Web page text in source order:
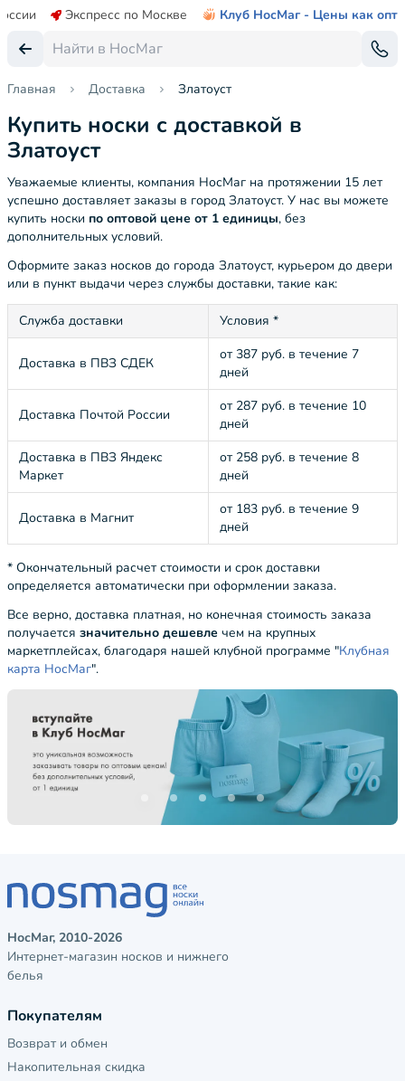
Экспресс по Москве Клуб НосМаг - Цены как опт
Главная Доставка Златоуст
Купить носки с доставкой в
Златоуст
Уважаемые клиенты, компания НосМаг на протяжении 15 лет
успешно доставляет заказы в город Златоуст. У нас вы можете
купить носки по оптовой цене от 1 единицы, без
дополнительных условий.
Оформите заказ носков до города Златоуст, курьером до двери
или в пункт выдачи через службы доставки, такие как:
Служба доставки Условия *
Доставка в ПВЗ СДЕК
от 387 руб. в течение 7
дней
Доставка Почтой России
от 287 руб. в течение 10
дней
Доставка в ПВЗ Яндекс
Маркет
от 258 руб. в течение 8
дней
Доставка в Магнит
от 183 руб. в течение 9
дней
* Окончательный расчет стоимости и срок доставки
определяется автоматически при оформлении заказа.
Все верно, доставка платная, но конечная стоимость заказа
получается значительно дешевле чем на крупных
маркетплейсах, благодаря нашей клубной программе "Клубная
карта НосМаг".
НосМаг, 2010-2026
Интернет-магазин носков и нижнего
белья
Покупателям
Возврат и обмен
Накопительная скидка